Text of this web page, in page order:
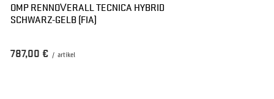
OMP RENNOVERALL TECNICA HYBRID
SCHWARZ-GELB (FIA)
787,00 € / artikel